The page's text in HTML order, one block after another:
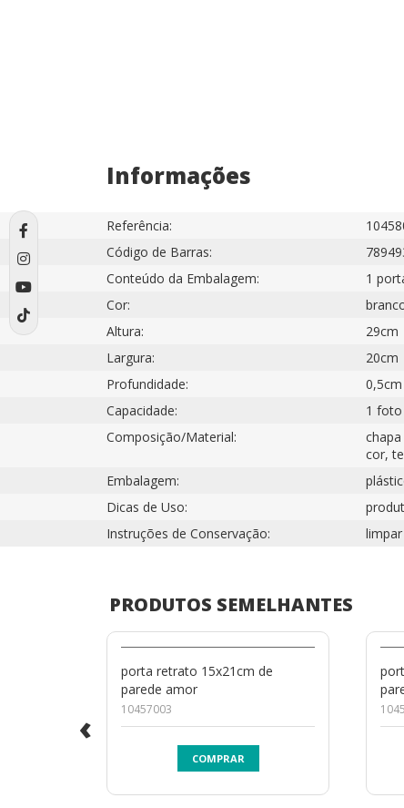
Informações
Referência:
Código de Barras:
Conteúdo da Embalagem:
1
Cor:
Altura:
29cm
Largura:
20cm
Profundidade:
0,5cm
Capacidade:
1 foto
Composição/Material:
cor,
Embalagem:
Dicas de Uso:
Instruções de Conservação:
PRODUTOS SEMELHANTES
porta retrato 15x21cm de
parede amor
10457003
COMPRAR
‹